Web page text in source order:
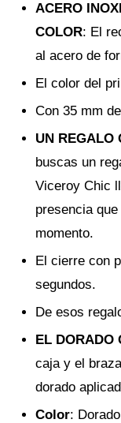
ACERO
COLOR: El
al acero de
El color del
Con 35 mm
UN REGALO
buscas un
Viceroy Chic
presencia
momento.
El cierre con
segundos.
De esos
EL DORADO
caja y el
dorado
Color: